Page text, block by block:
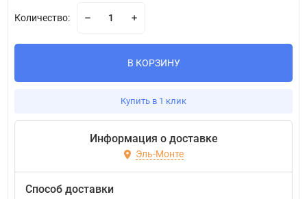
Количество:
В КОРЗИНУ
Купить в 1 клик
Информация о доставке
Эль-Монте
Способ доставки